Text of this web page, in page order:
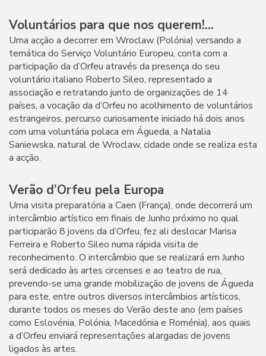
Voluntários para que nos querem!...
Uma acção a decorrer em Wroclaw (Polónia) versando a
temática do Serviço Voluntário Europeu, conta com a
participação da d’Orfeu através da presença do seu
voluntário italiano Roberto Sileo, representado a
associação e retratando junto de organizações de 14
países, a vocação da d’Orfeu no acolhimento de voluntários
estrangeiros, percurso curiosamente iniciado há dois anos
com uma voluntária polaca em Águeda, a Natalia
Saniewska, natural de Wroclaw, cidade onde se realiza esta
a acção.
Verão d’Orfeu pela Europa
Uma visita preparatória a Caen (França), onde decorrerá um
intercâmbio artístico em finais de Junho próximo no qual
participarão 8 jovens da d’Orfeu, fez ali deslocar Marisa
Ferreira e Roberto Sileo numa rápida visita de
reconhecimento. O intercâmbio que se realizará em Junho
será dedicado às artes circenses e ao teatro de rua,
prevendo-se uma grande mobilização de jovens de Águeda
para este, entre outros diversos intercâmbios artísticos,
durante todos os meses do Verão deste ano (em países
como Eslovénia, Polónia, Macedónia e Roménia), aos quais
a d’Orfeu enviará representações alargadas de jovens
ligados às artes.